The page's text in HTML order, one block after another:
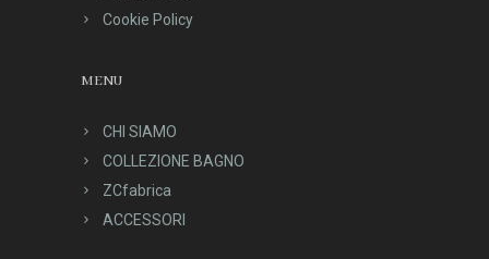
Cookie Policy
MENU
CHI SIAMO
COLLEZIONE BAGNO
ZCfabrica
ACCESSORI